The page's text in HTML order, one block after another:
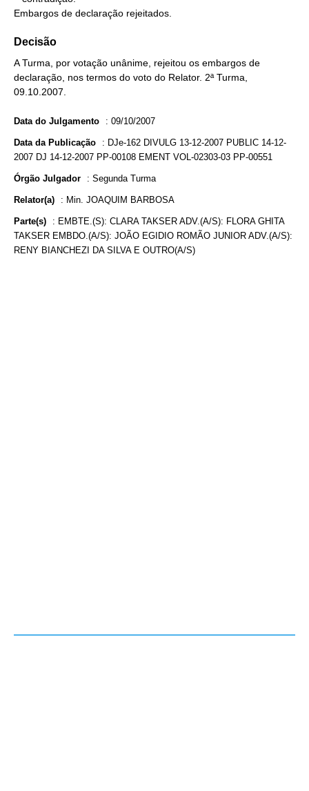
Embargos de declaração rejeitados.
Decisão
A Turma, por votação unânime, rejeitou os embargos de
declaração, nos termos do voto do Relator. 2ª Turma,
09.10.2007.
Data do Julgamento : 09/10/2007
Data da Publicação : DJe-162 DIVULG 13-12-2007 PUBLIC 14-12-
2007 DJ 14-12-2007 PP-00108 EMENT VOL-02303-03 PP-00551
Órgão Julgador : Segunda Turma
Relator(a) : Min. JOAQUIM BARBOSA
Parte(s) : EMBTE.(S): CLARA TAKSER ADV.(A/S): FLORA GHITA
TAKSER EMBDO.(A/S): JOÃO EGIDIO ROMÃO JUNIOR ADV.(A/S):
RENY BIANCHEZI DA SILVA E OUTRO(A/S)